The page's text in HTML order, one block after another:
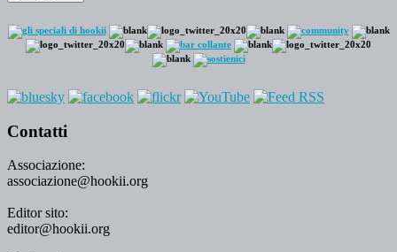
Contatti
Associazione:
associazione@hookii.org
Editor sito:
editor@hookii.org